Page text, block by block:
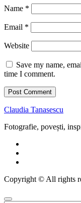
Name *
Email *
Website
Save my name,
time I comment.
Claudia Tanasescu
Fotografie, povești,
Copyright © All rights